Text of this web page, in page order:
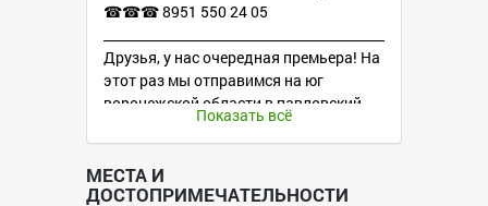
☎☎☎ 8951 550 24 05
Друзья, у нас очередная премьера! На
этот раз мы отправимся на юг
воронежской области в павловский
район! Нас будет ждать живописное
озеро Тахтарка с его лесом, который
окружает этот водоем! Так же мы
дойдем до берега реки Дон,
Показать всё
МЕСТА И
ДОСТОПРИМЕЧАТЕЛЬНОСТИ